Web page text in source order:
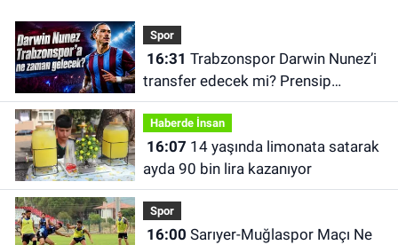
Spor
16:31
transfer edecek mi? Prensip
anlaşması iddiası
Haberde İnsan
16:07
ayda 90 bin lira kazanıyor
Spor
16:00